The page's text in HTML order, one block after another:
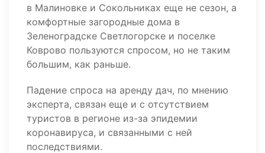
в Малиновке и Сокольниках еще не сезон, а
комфортные загородные дома в
Зеленоградске Светлогорске и поселке
Коврово пользуются спросом, но не таким
большим, как раньше.
Падение спроса на аренду дач, по мнению
эксперта, связан еще и с отсутствием
туристов в регионе из-за эпидемии
коронавируса, и связанными с ней
последствиями.